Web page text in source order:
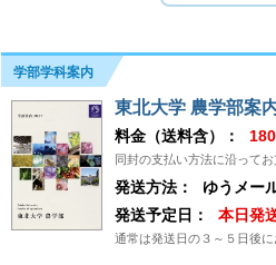
学部学科案内
東北大学 農学部案
料金（送料含）：
同封の支払い方法に沿って
発送方法：
ゆうメー
発送予定日：
本日発
通常は発送日の３～５日後に